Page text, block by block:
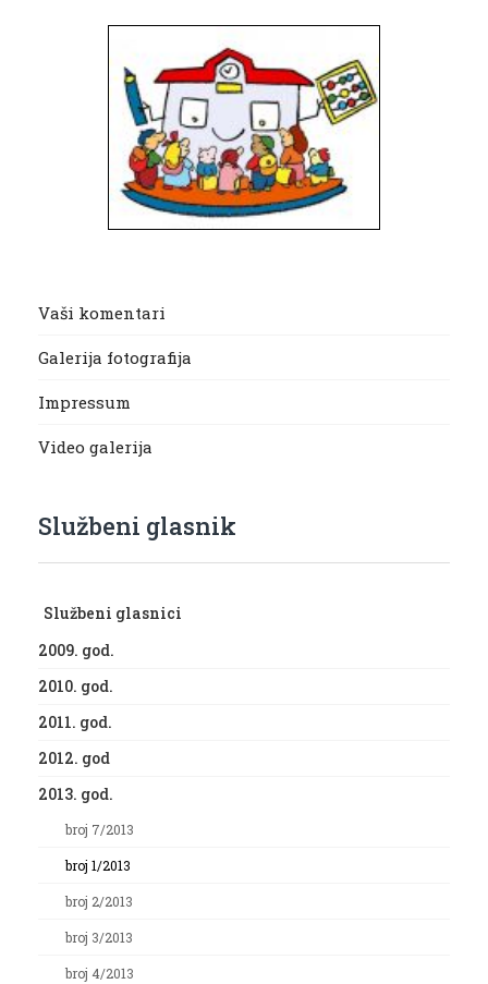
Vaši komentari
Galerija fotografija
Impressum
Video galerija
Službeni glasnik
Službeni glasnici
2009. god.
2010. god.
2011. god.
2012. god
2013. god.
broj 7/2013
broj 1/2013
broj 2/2013
broj 3/2013
broj 4/2013